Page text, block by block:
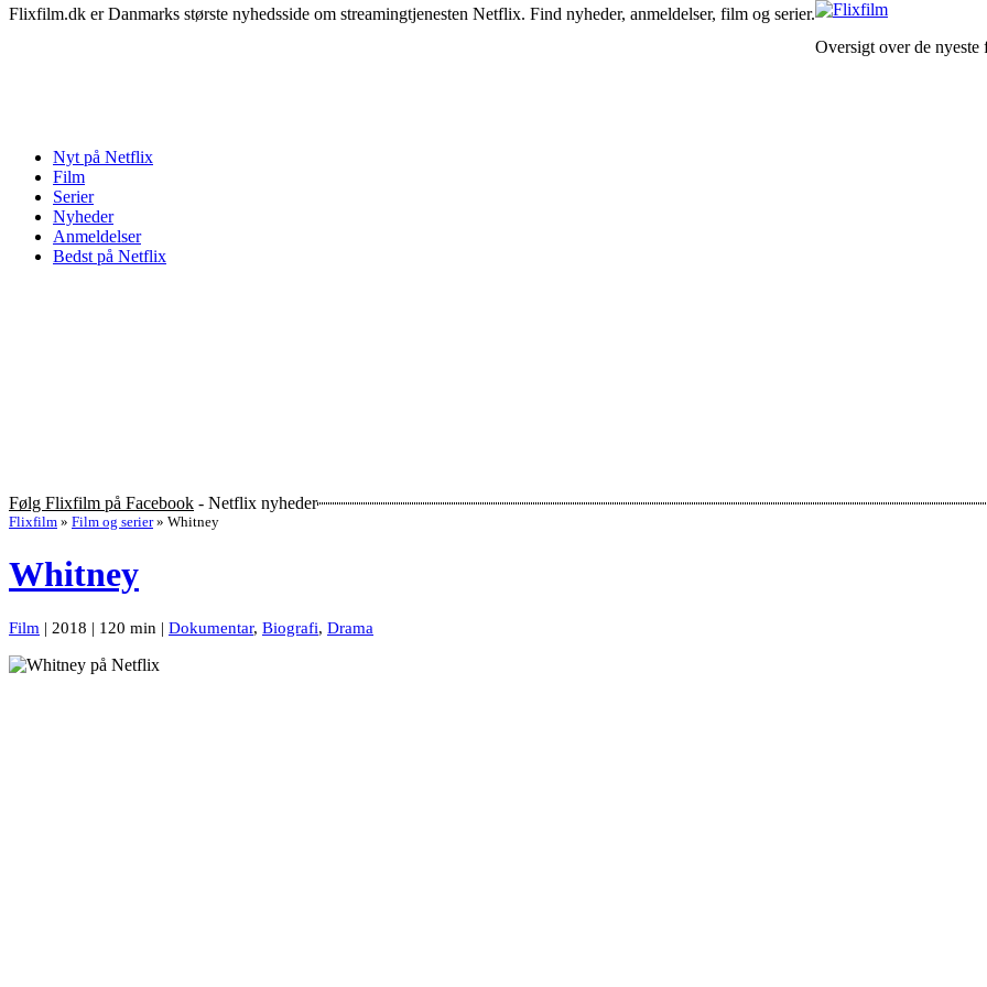
Flixfilm.dk er Danmarks største nyhedsside om streamingtjenesten Netflix. Find nyheder, anmeldelser, film og serier.
Oversigt over de
Nyt på Netflix
Film
Serier
Nyheder
Anmeldelser
Bedst på Netflix
Følg Flixfilm på Facebook - Netflix nyheder
Flixfilm » Film og serier » Whitney
Whitney
Film | 2018 | 120 min | Dokumentar, Biografi, Drama